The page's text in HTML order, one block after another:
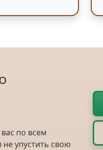
по всем
упустить свою